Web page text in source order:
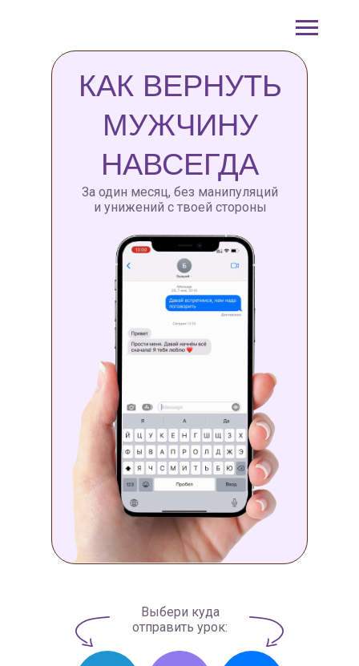
КАК ВЕРНУТЬ
МУЖЧИНУ
НАВСЕГДА
За один месяц, без манипуляций
и унижений с твоей стороны
Выбери куда
отправить урок: